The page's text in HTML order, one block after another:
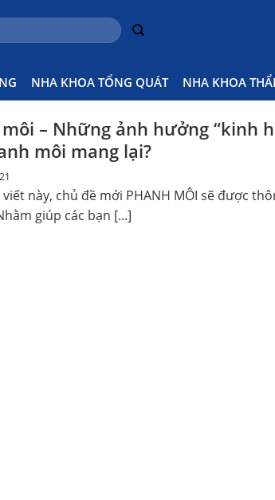
NHA KHOA TỔNG QUÁT NHA KHOA
Cắt Không
– Những ảnh hưởng “kinh
môi mang lại?
này, chủ đề mới PHANH MÔI sẽ được
giúp các bạn [...]